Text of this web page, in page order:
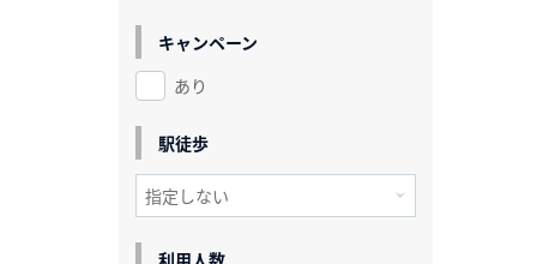
キャンペーン
あり
駅徒歩
利用人数